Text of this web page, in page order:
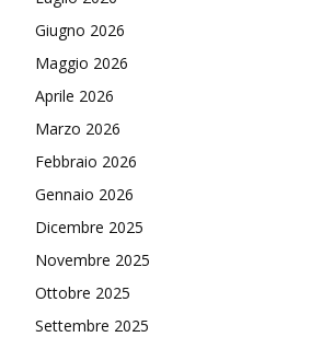
Giugno 2026
Maggio 2026
Aprile 2026
Marzo 2026
Febbraio 2026
Gennaio 2026
Dicembre 2025
Novembre 2025
Ottobre 2025
Settembre 2025